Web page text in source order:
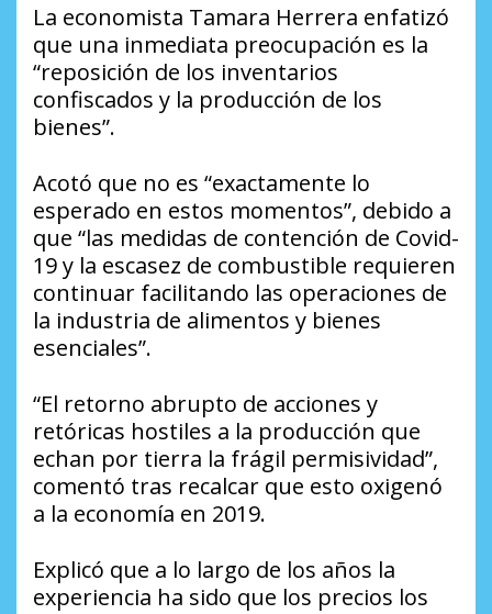
La economista Tamara Herrera enfatizó
que una inmediata preocupación es la
“reposición de los inventarios
confiscados y la producción de los
bienes”.
Acotó que no es “exactamente lo
esperado en estos momentos”, debido a
que “las medidas de contención de Covid-
19 y la escasez de combustible requieren
continuar facilitando las operaciones de
la industria de alimentos y bienes
esenciales”.
“El retorno abrupto de acciones y
retóricas hostiles a la producción que
echan por tierra la frágil permisividad”,
comentó tras recalcar que esto oxigenó
a la economía en 2019.
Explicó que a lo largo de los años la
experiencia ha sido que los precios los